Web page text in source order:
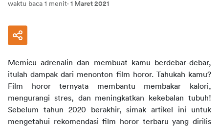
waktu baca 1 menit· 1 Maret 2021
Memicu adrenalin dan membuat kamu berdebar-debar,
itulah dampak dari menonton film horor. Tahukah kamu?
Film horor ternyata membantu membakar kalori,
mengurangi stres, dan meningkatkan kekebalan tubuh!
Sebelum tahun 2020 berakhir, simak artikel ini untuk
mengetahui rekomendasi film horor terbaru yang dirilis